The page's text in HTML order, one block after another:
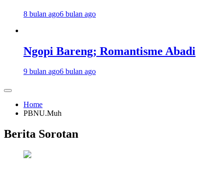
8 bulan ago6 bulan ago
Ngopi Bareng; Romantisme Abadi
9 bulan ago6 bulan ago
Home
PBNU.Muh
Berita Sorotan